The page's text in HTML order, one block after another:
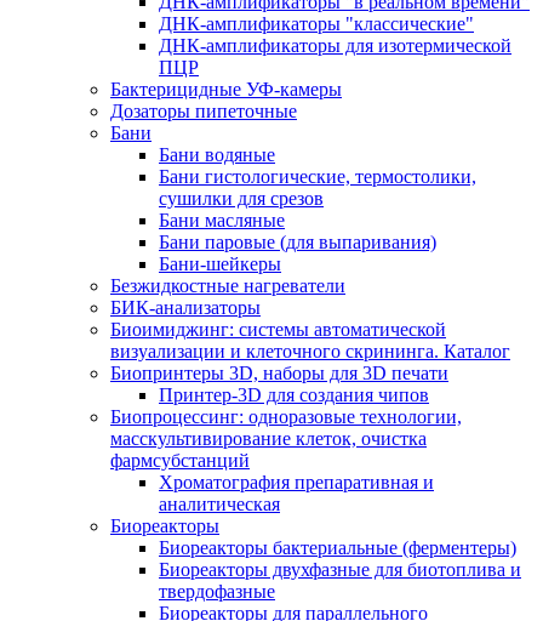
ДНК-амплификаторы "классические"
ДНК-амплификаторы для изотермической
ПЦР
Бактерицидные УФ-камеры
Дозаторы пипеточные
Бани
Бани водяные
Бани гистологические, термостолики,
сушилки для срезов
Бани масляные
Бани паровые (для выпаривания)
Бани-шейкеры
Безжидкостные нагреватели
БИК-анализаторы
Биоимиджинг: системы автоматической
визуализации и клеточного скрининга. Каталог
Биопринтеры 3D, наборы для 3D печати
Принтер-3D для создания чипов
Биопроцессинг: одноразовые технологии,
масскультивирование клеток, очистка
фармсубстанций
Хроматография препаративная и
аналитическая
Биореакторы
Биореакторы бактериальные (ферментеры)
Биореакторы двухфазные для биотоплива и
твердофазные
Биореакторы для параллельного